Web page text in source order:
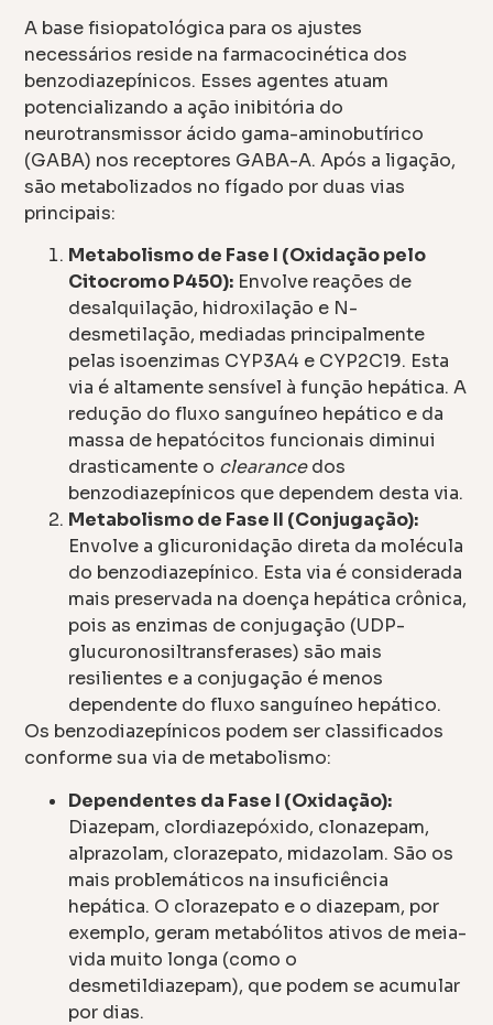
A base fisiopatológica para os ajustes
necessários reside na farmacocinética dos
benzodiazepínicos. Esses agentes atuam
potencializando a ação inibitória do
neurotransmissor ácido gama-aminobutírico
(GABA) nos receptores GABA-A. Após a ligação,
são metabolizados no fígado por duas vias
principais:
Metabolismo de Fase I (Oxidação pelo
Citocromo P450): Envolve reações de
desalquilação, hidroxilação e N-
desmetilação, mediadas principalmente
pelas isoenzimas CYP3A4 e CYP2C19. Esta
via é altamente sensível à função hepática. A
redução do fluxo sanguíneo hepático e da
massa de hepatócitos funcionais diminui
drasticamente o clearancedos
benzodiazepínicos que dependem desta via.
Metabolismo de Fase II (Conjugação):
Envolve a glicuronidação direta da molécula
do benzodiazepínico. Esta via é considerada
mais preservada na doença hepática crônica,
pois as enzimas de conjugação (UDP-
glucuronosiltransferases) são mais
resilientes e a conjugação é menos
dependente do fluxo sanguíneo hepático.
Os benzodiazepínicos podem ser classificados
conforme sua via de metabolismo:
Dependentes da Fase I (Oxidação):
Diazepam, clordiazepóxido, clonazepam,
alprazolam, clorazepato, midazolam. São os
mais problemáticos na insuficiência
hepática. O clorazepato e o diazepam, por
exemplo, geram metabólitos ativos de meia-
vida muito longa (como o
desmetildiazepam), que podem se acumular
por dias.